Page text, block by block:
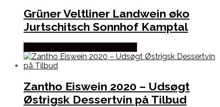
Grüner Veltliner Landwein øko
Jurtschitsch Sonnhof Kamptal
Zantho Eiswein 2020 – Udsøgt
Østrigsk Dessertvin på Tilbud